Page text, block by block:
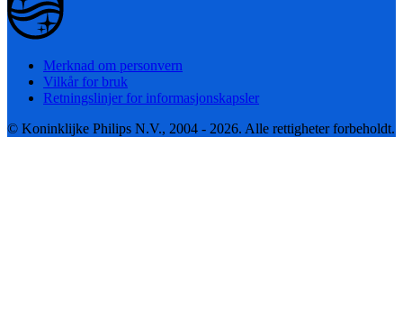
Merknad om personvern
Vilkår for bruk
Retningslinjer for informasjonskapsler
© Koninklijke Philips N.V., 2004 - 2026. Alle rettigheter forbeholdt.